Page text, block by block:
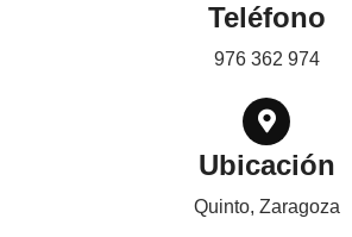
Teléfono
976 362 974
Ubicación
Quinto, Zaragoza